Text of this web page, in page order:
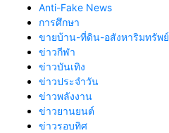
Anti-Fake News
การศึกษา
ขายบ้าน-ที่ดิน-อสังหาริมทรัพย์
ข่าวกีฬา
ข่าวบันเทิง
ข่าวประจำวัน
ข่าวพลังงาน
ข่าวยานยนต์
ข่าวรอบทิศ